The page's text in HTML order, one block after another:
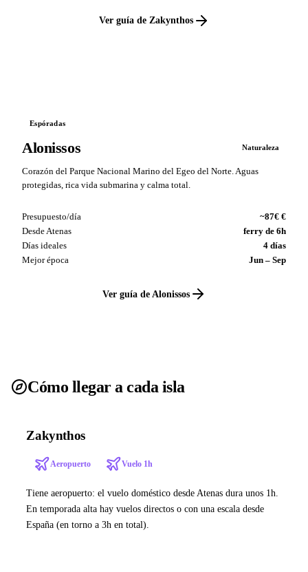
Ver guía de Zakynthos
Espóradas
Alonissos Naturaleza
Corazón del Parque Nacional Marino del Egeo del Norte. Aguas
protegidas, rica vida submarina y calma total.
Presupuesto/día
~87€ €
Desde Atenas
ferry de 6h
Días ideales
4 días
Mejor época
Jun – Sep
Ver guía de Alonissos
Cómo llegar a cada isla
Zakynthos
Aeropuerto Vuelo 1h
Tiene aeropuerto: el vuelo doméstico desde Atenas dura unos 1h.
En temporada alta hay vuelos directos o con una escala desde
España (en torno a 3h en total).